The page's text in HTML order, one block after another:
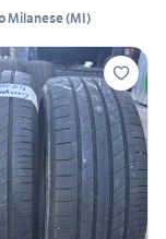
Milanese(MI)